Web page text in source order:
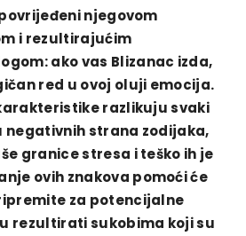
njegovom
i rezultirajućim
ako vas Blizanac izda,
red u ovoj oluji emocija.
razlikuju svaki
negativnih strana zodijaka,
granice stresa i teško ih je
ovih znakova pomoći će
za potencijalne
rezultirati sukobima koji su